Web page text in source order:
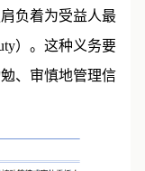
负着为受益人最
）。这种义务要
、审慎地管理信